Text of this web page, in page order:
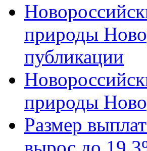
природы
публикации
природы
Размер